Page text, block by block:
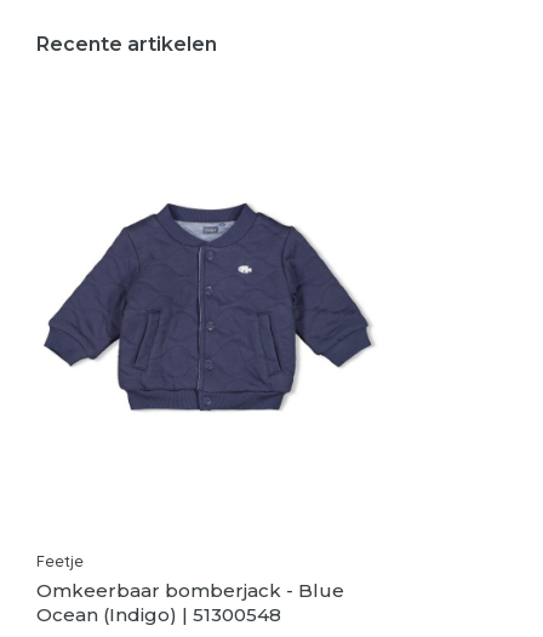
Recente artikelen
Feetje
Omkeerbaar bomberjack - Blue
Ocean (Indigo) | 51300548